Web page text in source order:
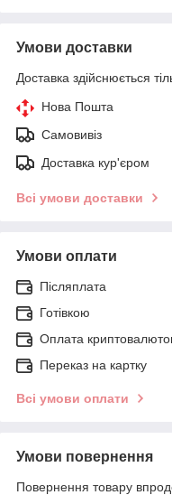
Умови доставки
Доставка здійснюється
Нова Пошта
Самовивіз
Доставка кур'єром
Всі умови доставки
Умови оплати
Післяплата
Готівкою
Оплата
Переказ на картку
Всі умови оплати
Умови повернення
Повернення товару